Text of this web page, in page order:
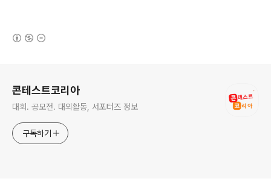
콘테스트코리아
대회. 공모전. 대외활동, 서포터즈 정보
구독하기